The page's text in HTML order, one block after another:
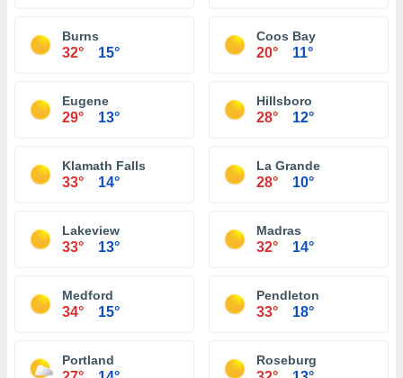
Burns
32° 15°
Coos Bay
20° 11°
Eugene
29° 13°
Hillsboro
28° 12°
Klamath Falls
33° 14°
La Grande
28° 10°
Lakeview
33° 13°
Madras
32° 14°
Medford
34° 15°
Pendleton
33° 18°
Portland Roseburg